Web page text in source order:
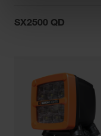
SX2500 QD